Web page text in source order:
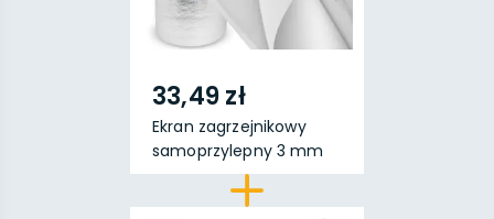
33,49 zł
Ekran zagrzejnikowy
samoprzylepny 3 mm
x...